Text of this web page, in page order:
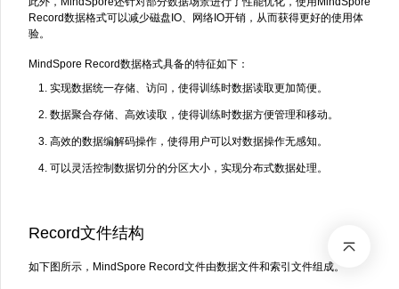
Record数据格式可以减少磁盘IO、网络IO开销，从而获得更好的使用体
验。
MindSpore Record数据格式具备的特征如下：
实现数据统一存储、访问，使得训练时数据读取更加简便。
数据聚合存储、高效读取，使得训练时数据方便管理和移动。
高效的数据编解码操作，使得用户可以对数据操作无感知。
可以灵活控制数据切分的分区大小，实现分布式数据处理。
Record文件结构
如下图所示，MindSpore Record文件由数据文件和索引文件组成。